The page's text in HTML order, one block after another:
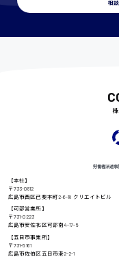
高知県
日給8000円〜
相
労働者派遣
【本社】
〒733-0812
広島市西区己斐本町2-6-18 クリエイトビル
【可部営業所】
〒731-0223
広島市安佐北区可部南4-17-5
【五日市事業所】
〒731-5161
広島市佐伯区五日市港2-2-1